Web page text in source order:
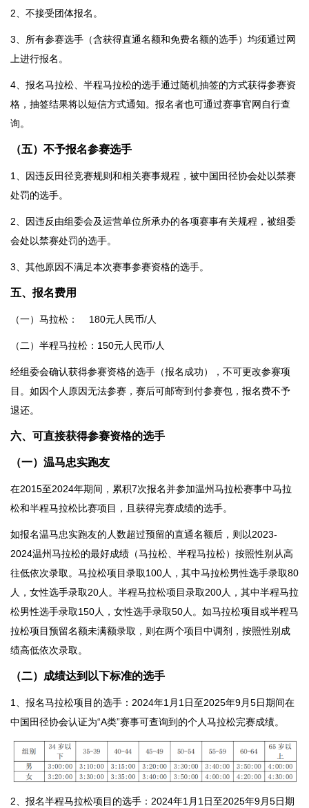
2、不接受团体报名。
3、所有参赛选手（含获得直通名额和免费名额的选手）均须通过网
上进行报名。
4、报名马拉松、半程马拉松的选手通过随机抽签的方式获得参赛资
格，抽签结果将以短信方式通知。报名者也可通过赛事官网自行查
询。
（五）不予报名参赛选手
1、因违反田径竞赛规则和相关赛事规程，被中国田径协会处以禁赛
处罚的选手。
2、因违反由组委会及运营单位所承办的各项赛事有关规程，被组委
会处以禁赛处罚的选手。
3、其他原因不满足本次赛事参赛资格的选手。
五、报名费用
（一）马拉松： 180元人民币/人
（二）半程马拉松：150元人民币/人
经组委会确认获得参赛资格的选手（报名成功），不可更改参赛项
目。如因个人原因无法参赛，赛后可邮寄到付参赛包，报名费不予
退还。
六、可直接获得参赛资格的选手
（一）温马忠实跑友
在2015至2024年期间，累积7次报名并参加温州马拉松赛事中马拉
松和半程马拉松比赛项目，且获得完赛成绩的选手。
如报名温马忠实跑友的人数超过预留的直通名额后，则以2023-
2024温州马拉松的最好成绩（马拉松、半程马拉松）按照性别从高
往低依次录取。马拉松项目录取100人，其中马拉松男性选手录取80
人，女性选手录取20人。半程马拉松项目录取200人，其中半程马拉
松男性选手录取150人，女性选手录取50人。如马拉松项目或半程马
拉松项目预留名额未满额录取，则在两个项目中调剂，按照性别成
绩高低依次录取。
（二）成绩达到以下标准的选手
1、报名马拉松项目的选手：2024年1月1日至2025年9月5日期间在
中国田径协会认证为“A类”赛事可查询到的个人马拉松完赛成绩。
2、报名半程马拉松项目的选手：2024年1月1日至2025年9月5日期